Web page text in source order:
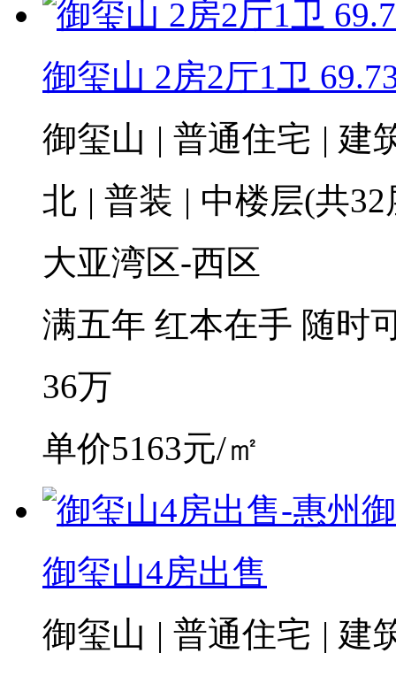
御玺山 2房2厅1卫
御玺山 | 普通住宅 | 建
北 | 普装 | 中楼层(共
大亚湾区-西区
满五年 红本在手 随时
36万
单价5163元/㎡
御玺山4房出售
御玺山 | 普通住宅 | 建